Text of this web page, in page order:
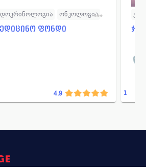
ონკოლოგია
ოფთალმოლოგია
ქირურგია
ფონდი
4.9 1